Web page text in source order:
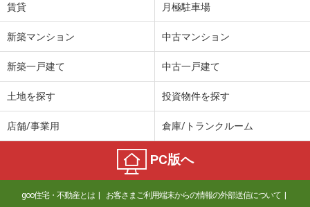
賃貸 月極駐車場
新築マンション 中古マンション
新築一戸建て 中古一戸建て
土地を探す 投資物件を探す
店舗/事業用 倉庫/トランクルーム
PC版へ
goo住宅・不動産とは お客さまご利用端末からの情報の外部送信について